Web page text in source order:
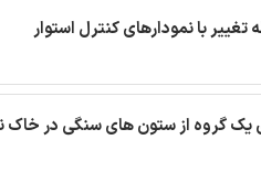
با نمودارهای کنترل استوار
یک گروه از ستون های سنگی در خاک